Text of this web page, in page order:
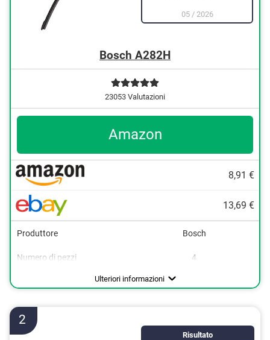
05/ 2026
Bosch A282H
23053 Valutazioni
Amazon
8,91 €
13,69 €
Produttore Bosch
Numero di pezzi
4
Ulteriori informazioni
2
Risultato